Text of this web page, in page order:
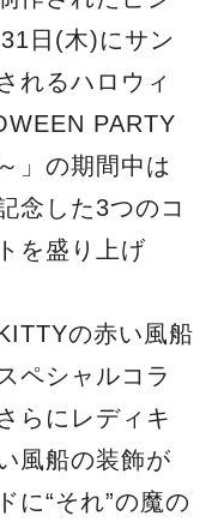
日(木)にサン
れるハロウィ
PARTY
」の期間中は
念した3つのコ
を盛り上げ
の赤い風船
ペシャルコラ
らにレディキ
風船の装飾が
に“それ”の魔の